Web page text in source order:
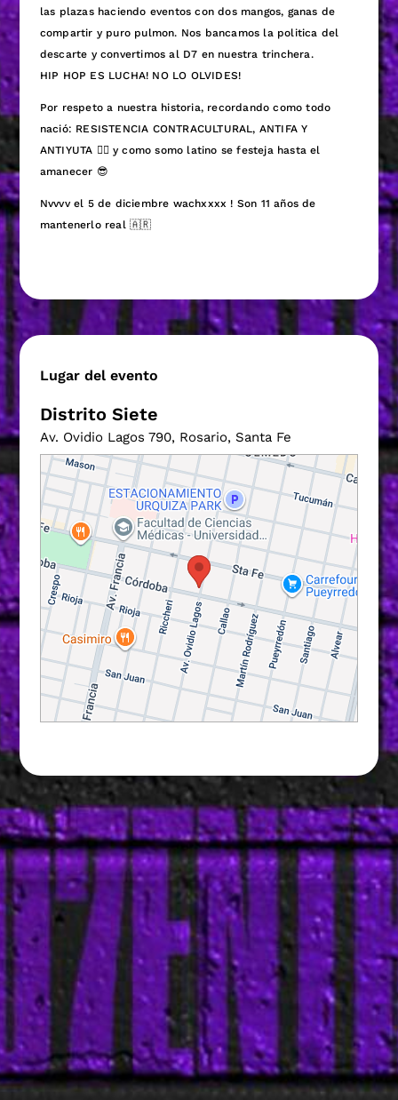
las plazas haciendo eventos con dos mangos, ganas de
compartir y puro pulmon. Nos bancamos la politica del
descarte y convertimos al D7 en nuestra trinchera.
HIP HOP ES LUCHA! NO LO OLVIDES!
Por respeto a nuestra historia, recordando como todo
nació: RESISTENCIA CONTRACULTURAL, ANTIFA Y
ANTIYUTA ❤️‍🔥 y como somo latino se festeja hasta el
amanecer 😎
Nvvvv el 5 de diciembre wachxxxx ! Son 11 años de
mantenerlo real 🇦🇷
Lugar del evento
Distrito Siete
Av. Ovidio Lagos 790, Rosario, Santa Fe